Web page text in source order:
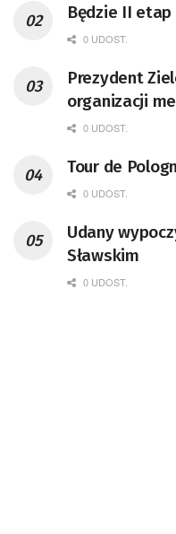
Będzie II etap
0 UDOST.
Prezydent
organizacji
0 UDOST.
Tour de
0 UDOST.
Udany
Sławskim
0 UDOST.